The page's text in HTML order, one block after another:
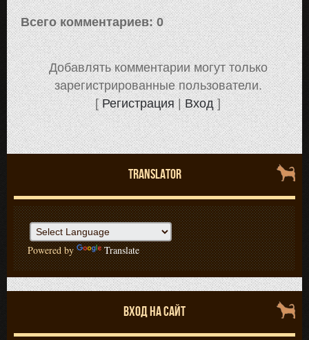
Всего комментариев:0
Добавлять комментарии могут только
зарегистрированные пользователи.
[Регистрация|Вход]
TRANSLATOR
Powered by Translate
ВХОД НА САЙТ